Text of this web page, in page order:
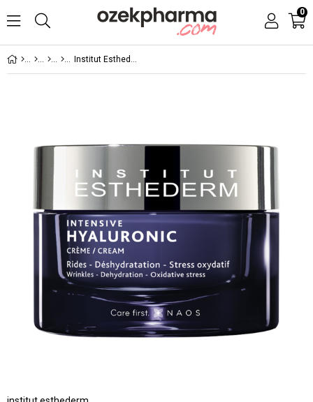
0
Institut Esthederm Intensive Hyaluronic Cream 50 ml